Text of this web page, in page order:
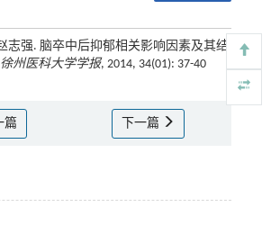
志强. 脑卒中后抑郁相关影响因素及其结
徐州医科大学学报, 2014, 34(01): 37-40
篇 下一篇